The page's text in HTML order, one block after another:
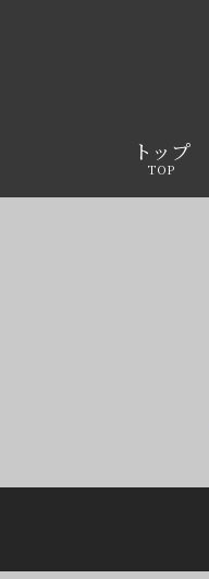
トップ
TOP